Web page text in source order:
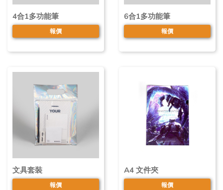
4合1多功能筆
報價
6合1多功能筆
報價
文具套裝
報價
A4 文件夾
報價